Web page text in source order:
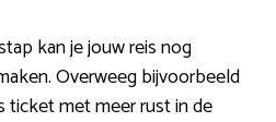
kan je jouw reis nog
Overweeg bijvoorbeeld
ticket met meer rust in de